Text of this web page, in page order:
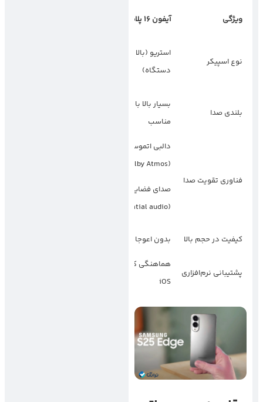
ویژگی آیفون 16 پلاس
نوع اسپیکر
استریو (بالا و پایین
دستگاه)
بلندی صدا
بسیار بالا با وضوح
مناسب
فناوری تقویت صدا
دالبی اتموس
(Dolby Atmos)
صدای فضایی
(spatial audio)
کیفیت در حجم بالا بدون اعوجاج
پشتیبانی نرم‌افزاری
هماهنگی کامل با
iOS